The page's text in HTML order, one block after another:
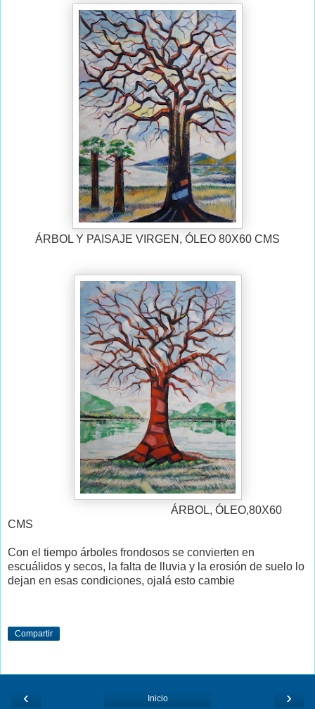
ÁRBOL Y PAISAJE VIRGEN, ÓLEO 80X60 CMS
ÁRBOL, ÓLEO,80X60
CMS
Con el tiempo árboles frondosos se convierten en
escuálidos y secos, la falta de lluvia y la erosión de suelo lo
dejan en esas condiciones, ojalá esto cambie
Compartir
‹ ›
Inicio